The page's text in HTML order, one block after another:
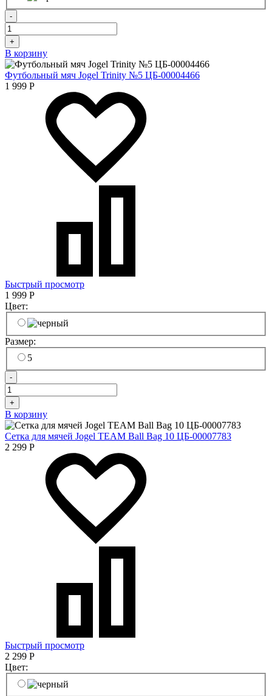
-
+
В корзину
Футбольный мяч Jogel Trinity №5 ЦБ-00004466
1 999 Р
Быстрый просмотр
1 999 Р
Цвет:
Размер:
5
-
+
В корзину
Сетка для мячей Jogel TEAM Ball Bag 10 ЦБ-00007783
2 299 Р
Быстрый просмотр
2 299 Р
Цвет: